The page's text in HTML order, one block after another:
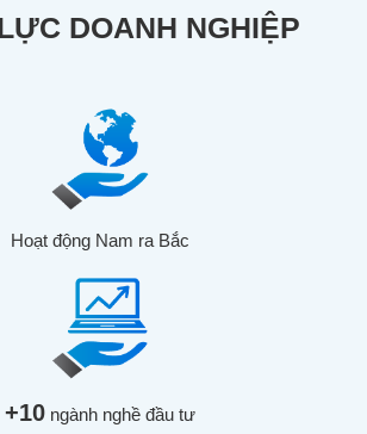
DOANH NGHIỆP
Hoạt động Nam ra Bắc
+10 ngành nghề đầu tư